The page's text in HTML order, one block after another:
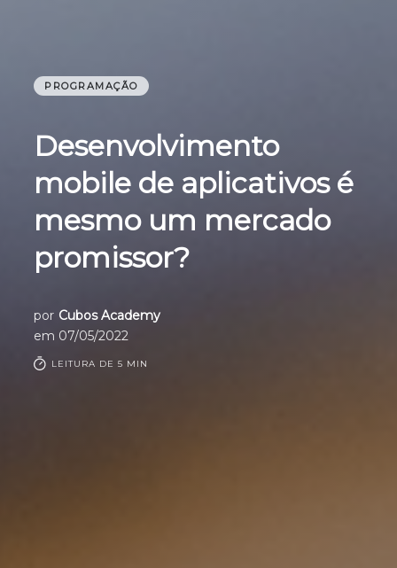
PROGRAMAÇÃO
Desenvolvimento
mobile de aplicativos é
mesmo um mercado
promissor?
por Cubos Academy
em 07/05/2022
LEITURA DE 5 MIN